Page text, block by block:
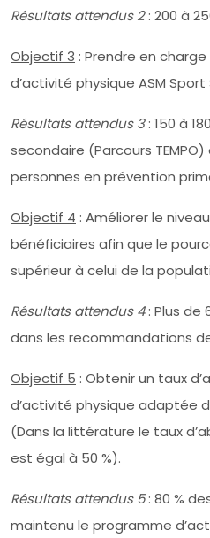
Résultats attendus 2: 200 à
Objectif 3 : Prendre en
d’activité physique ASM Sport
Résultats attendus 3: 150 à
secondaire (Parcours
personnes en prévention
Objectif 4 : Améliorer le
bénéficiaires afin que le
supérieur à celui de la
Résultats attendus 4: Plus de
dans les recommandations de
Objectif 5 : Obtenir un taux
d’activité physique adaptée
(Dans la littérature le taux
est égal à 50 %).
Résultats attendus 5: 80 %
maintenu le programme